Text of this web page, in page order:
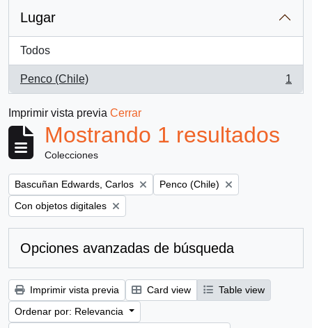
Lugar
Todos
Penco (Chile)
, 1 resultados
1
Imprimir vista previa Cerrar
Mostrando 1 resultados
Colecciones
Remove filter:
Bascuñan Edwards, Carlos Remove filter:
Penco (Chile)
Remove filter:
Con objetos digitales
Opciones avanzadas de búsqueda
Imprimir vista previa Card view
Table view
Ordenar por: Relevancia